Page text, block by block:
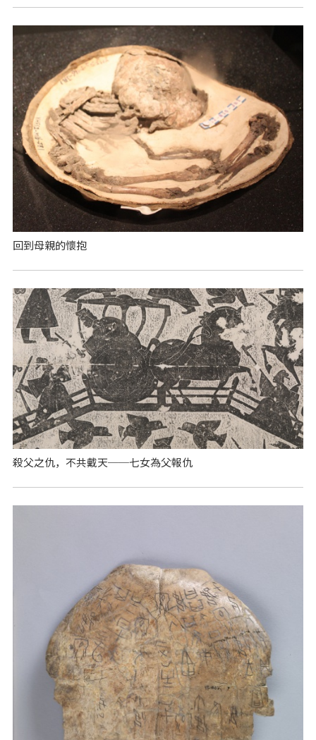
回到母親的懷抱
殺父之仇，不共戴天──七女為父報仇